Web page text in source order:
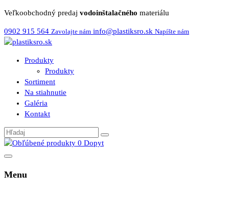
Veľkoobchodný predaj vodoinštalačného materiálu
0902 915 564 Zavolajte nám info@plastiksro.sk Napíšte nám
Produkty
Produkty
Sortiment
Na stiahnutie
Galéria
Kontakt
0 Dopyt
Menu